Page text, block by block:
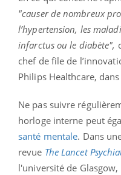
"causer de nombreux
l’hypertension, les
infarctus ou le diabète",
chef de file de
Philips Healthcare,
Ne pas suivre
horloge interne peut
santé mentale. Dans
revue The Lancet
l'université de